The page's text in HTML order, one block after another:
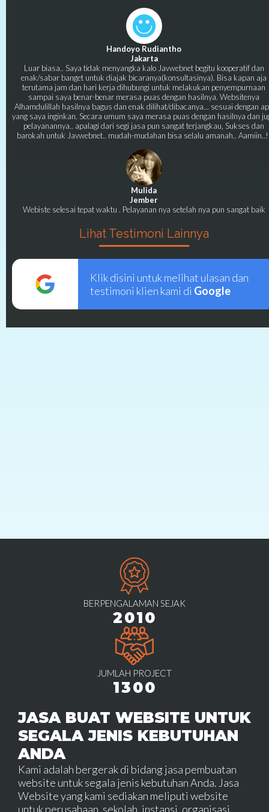
Handoyo Rudiantho
Jakarta
Luar biasa.. Saya tidak menyangka kalo Javwebnet begitu kooperatif dan
enak/sabar banget untuk diajak bicaranya(konsultasinya). Bisa kapan aja
terutama jam dan hari kerja dihubungi untuk melakukan penyempurnaan
sampai saya benar-benar merasa puas dengan hasilnya. Websitenya
Alhamdulillah hasilnya bagus dan enak dilihat/dibacanya... sesuai dengan
yang saya inginkan. Secara umum saya merasa puas dengan hasilnya dan
pelayanannya.. apalagi dari segi jasa pun sangat terjangkau, Sukses dan
barokah untuk Javwebnet.. mudah-mudahan bisa selalu amanah..
Mulida
Jember
Webiste selesai tepat waktu . Pelayanan nya setelah nya pun sangat baik
Lihat Testimoni Lainnya
Klik disini untuk melihat ulasan dan
testimoni klien kami di Google
BERPENGALAMAN SEJAK
2010
JUMLAH PROJECT
1300
JASA BUAT WEBSITE UNTUK
SEGALA JENIS KEBUTUHAN
ANDA
Kami adalah bergerak di bidang jasa pembuatan
website untuk segala jenis kebutuhan Anda. Jasa
Website yang kami sediakan meliputi website
untuk perusahaan, sekolah, instansi, organisasi,